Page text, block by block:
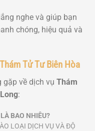
nghe và giúp bạn
chóng, hiệu quả và
Thám Tử Tư Biên Hòa
về dịch vụ Thám
:
BAO NHIÊU?
LOẠI DỊCH VỤ VÀ ĐỘ